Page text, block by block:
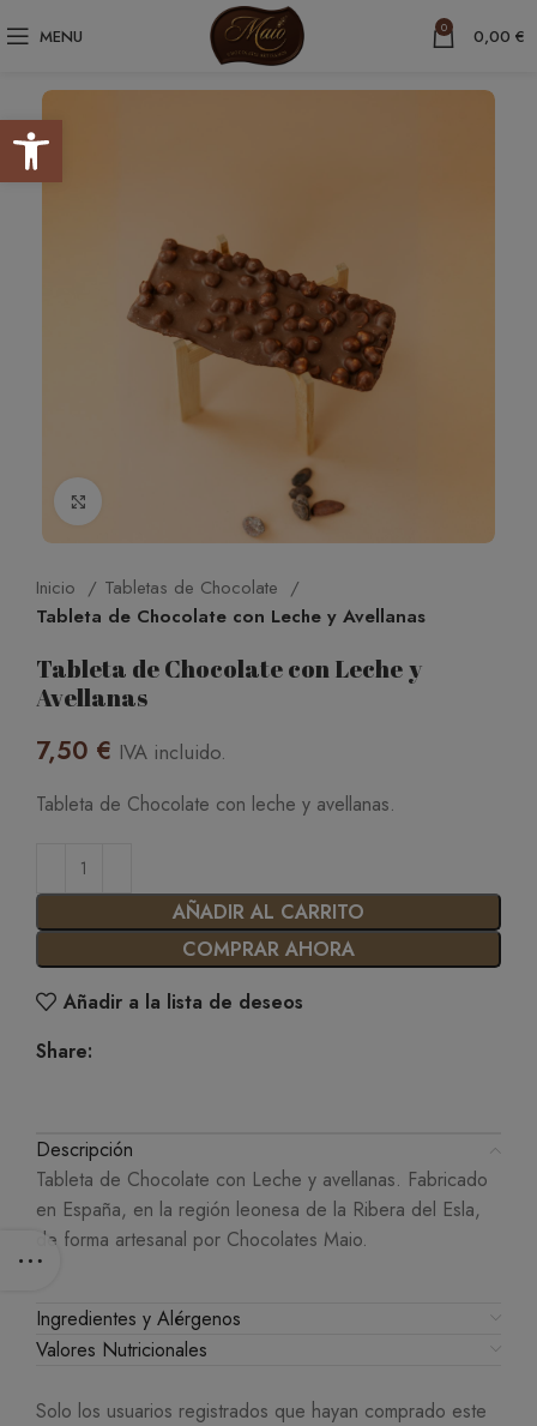
Abrir barra de herramientas
MENU 0 0,00 €
Inicio
Tabletas de Chocolate
Tableta de Chocolate con Leche y Avellanas
Tableta de Chocolate con Leche y
Avellanas
7,50 € IVA incluido.
Tableta de Chocolate con leche y avellanas.
AÑADIR AL CARRITO
COMPRAR AHORA
Añadir a la lista de deseos
Share:
Descripción
Tableta de Chocolate con Leche y avellanas. Fabricado
en España, en la región leonesa de la Ribera del Esla,
de forma artesanal por Chocolates Maio.
Ingredientes y Alérgenos
Valores Nutricionales
Solo los usuarios registrados que hayan comprado este